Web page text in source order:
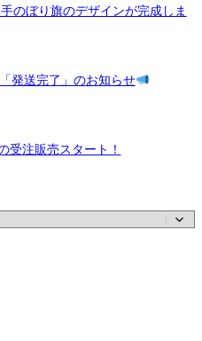
のぼり旗のデザインが完成しま
発送完了」のお知らせ
受注販売スタート！